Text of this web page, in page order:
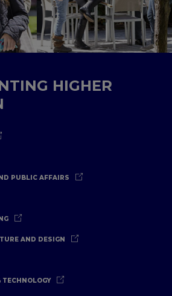
HIGHER
PUBLIC AFFAIRS
AND DESIGN
TECHNOLOGY